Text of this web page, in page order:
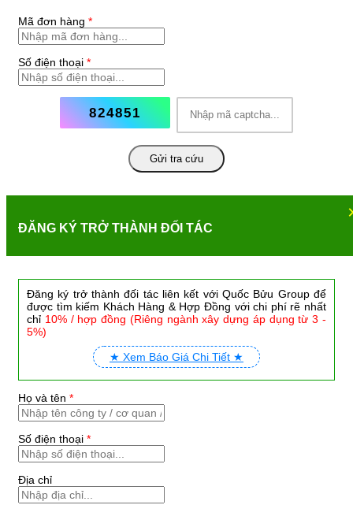
Mã đơn hàng *
Số điện thoại *
824851
Gửi tra cứu
ĐĂNG KÝ TRỞ THÀNH ĐỐI TÁC
Đăng ký trở thành đối tác liên kết với Quốc Bửu Group để
được tìm kiếm Khách Hàng & Hợp Đồng với chi phí rẽ nhất
chỉ 10% / hợp đồng (Riêng ngành xây dựng áp dụng từ 3 -
5%)
★ Xem Báo Giá Chi Tiết ★
Họ và tên *
Số điện thoại *
Địa chỉ